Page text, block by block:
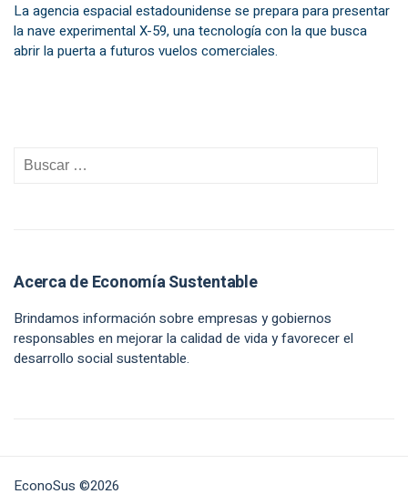
La agencia espacial estadounidense se prepara para presentar
la nave experimental X-59, una tecnología con la que busca
abrir la puerta a futuros vuelos comerciales.
Acerca de Economía Sustentable
Brindamos información sobre empresas y gobiernos
responsables en mejorar la calidad de vida y favorecer el
desarrollo social sustentable.
EconoSus ©2026